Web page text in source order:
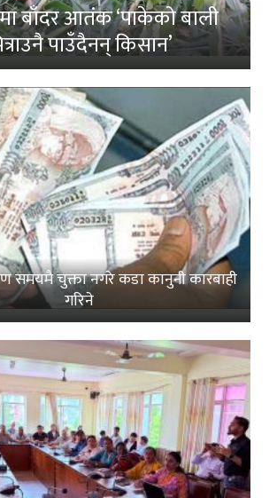
बाँदर आतंक ‘पाकेको बाली
पाउँदैनन् किसान’
समयमै चुक्ता नगरे कडा कानुनी कारबाही
गरिने